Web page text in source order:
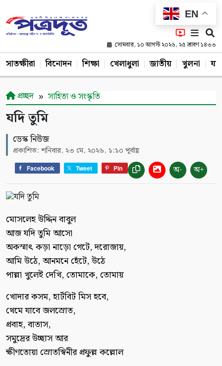
EN
সোমবার, ১০ আগস্ট ২০২৬, ২৫ শ্রাবণ ১৪৩৩
সাতক্ষীরা বিনোদন শিক্ষা খেলাধুলা জাতীয় খুলনা
প্রচ্ছদ সাহিত্য ও সংস্কৃতি
যদি তুমি
ডেস্ক নিউজ
প্রকাশিত: শনিবার, ২৩ মে, ২০২৬, ১:১০ পূর্বাহ্ণ
Facebook Tweet Pin অ- অ+
মোসলেহ উদ্দিন বাবুল
আজ যদি তুমি আসো
অকস্মাৎ কড়া নাড়ো গেটে, দরোজায়,
আমি উঠে, আনমনে হেঁটে, উঠে
পাল্লা খুলেই দেখি, তোমাকে, তোমায়
খোদার কসম, হার্টবিট মিস হবে,
থেমে যাবে জলস্রোত,
প্রবাহ, বাতাস,
সমুদ্রের উচ্ছাস আর
ক্ষীণতোয়া স্রোতস্বিনীর প্রফুল্ল কল্লোল